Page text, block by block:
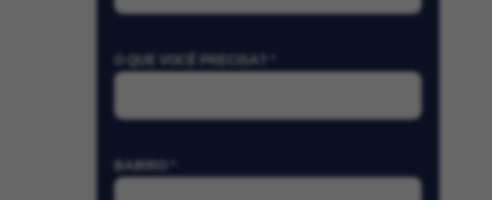
O QUE VOCÊ PRECISA? *
BAIRRO *